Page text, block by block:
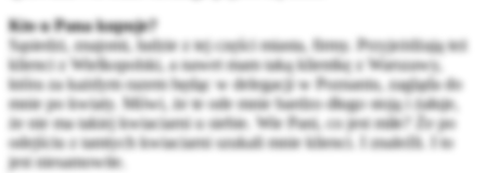
Kto u Pana kupuje?
Sąsiedzi, znajomi, ludzie z tej części miasta, firmy. Przyjeżdżają też
klienci z Wielkopolski, a nawet mam taką klientkę z Warszawy,
która za każdym razem będąc w delegacji w Poznaniu, zagląda do
mnie po kwiaty. Mówi, że te ode mnie bardzo długo stoją i żałuje,
że nie ma takiej kwiaciarni u siebie. Wie Pani, co jest miłe? Że po
odejściu z tamtych kwiaciarni szukali mnie klienci. I znaleźli. I to
jest niesamowite.